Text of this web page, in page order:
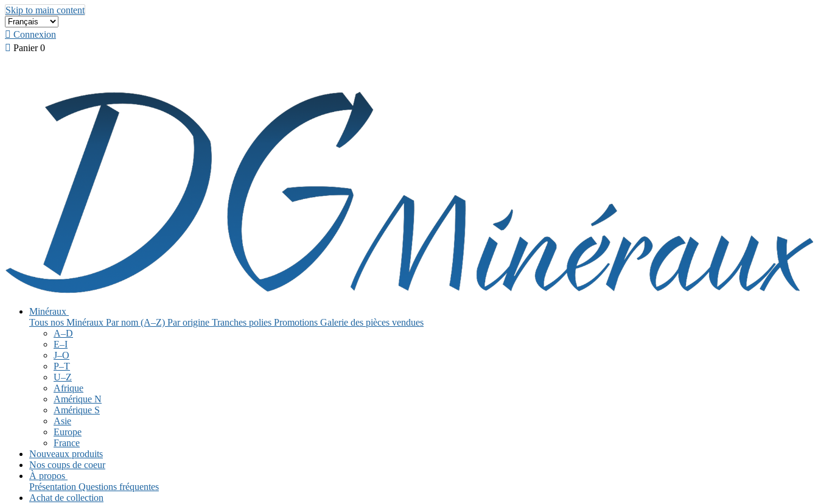
Skip to main content
 Connexion
 Panier 0
Minéraux
Tous nos Minéraux Par nom (A–Z) Par origine Tranches polies Promotions Galerie des pièces vendues
A–D
E–I
J–O
P–T
U–Z
Afrique
Amérique N
Amérique S
Asie
Europe
France
Nouveaux produits
Nos coups de coeur
À propos
Présentation Questions fréquentes
Achat de collection